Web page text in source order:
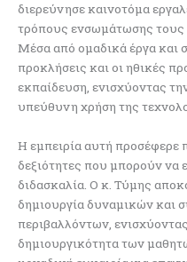
διερεύνησε καινοτόμα
τρόπους ενσωμάτωσης τους
Μέσα από ομαδικά έργα και
προκλήσεις και οι ηθικές
εκπαίδευση, ενισχύοντας
υπεύθυνη χρήση της
Η εμπειρία αυτή προσέφερε
δεξιότητες που μπορούν να
διδασκαλία. Ο κ. Τύμης
δημιουργία δυναμικών και
περιβαλλόντων,
δημιουργικότητα των